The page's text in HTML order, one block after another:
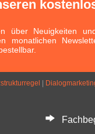
Neuigkeiten
monatlichen